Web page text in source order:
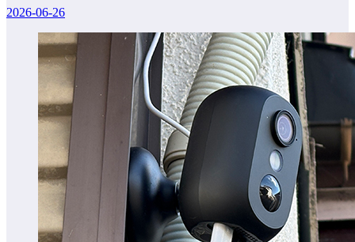
2026-06-26